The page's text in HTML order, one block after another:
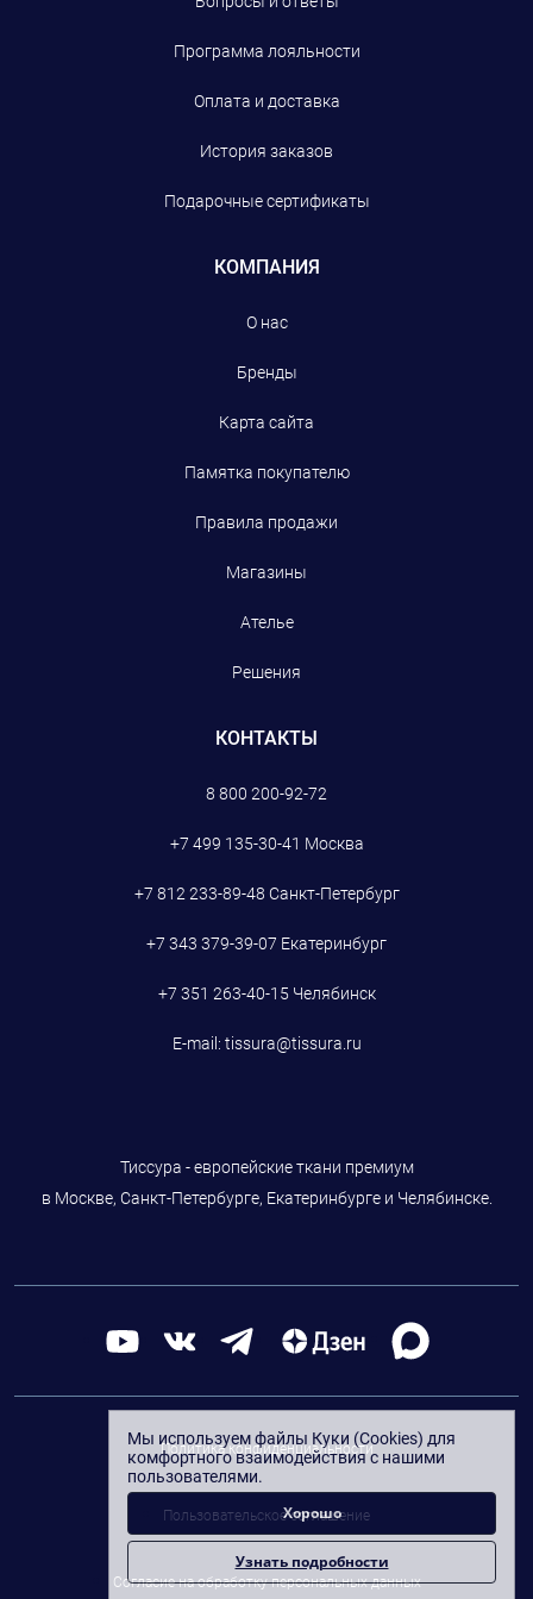
Программа лояльности
Оплата и доставка
История заказов
Подарочные сертификаты
КОМПАНИЯ
О нас
Бренды
Карта сайта
Памятка покупателю
Правила продажи
Магазины
Ателье
Решения
КОНТАКТЫ
8 800 200-92-72
+7 499 135-30-41 Москва
+7 812 233-89-48 Санкт-Петербург
+7 343 379-39-07 Екатеринбург
+7 351 263-40-15 Челябинск
E-mail: tissura@tissura.ru
Тиссура - европейские ткани премиум
в Москве, Санкт-Петербурге, Екатеринбурге и Челябинске.
Политика конфиденциальности
Пользовательское соглашение
Согласие на обработку персональных данных
Мы используем файлы Куки (Cookies) для
комфортного взаимодействия с нашими
пользователями.
Хорошо
Узнать подробности